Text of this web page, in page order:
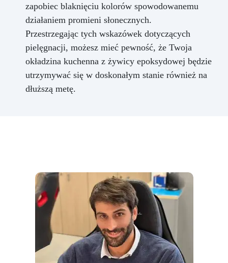
zapobiec blaknięciu kolorów spowodowanemu
działaniem promieni słonecznych.
Przestrzegając tych wskazówek dotyczących
pielęgnacji, możesz mieć pewność, że Twoja
okładzina kuchenna z żywicy epoksydowej będzie
utrzymywać się w doskonałym stanie również na
dłuższą metę.